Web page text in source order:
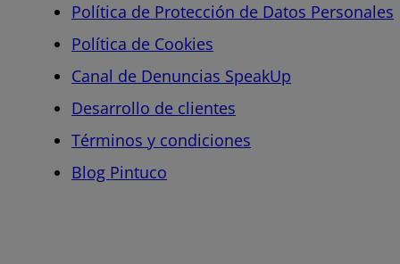
Política de Protección de Datos Personales
Política de Cookies
Canal de Denuncias SpeakUp
Desarrollo de clientes
Términos y condiciones
Blog Pintuco